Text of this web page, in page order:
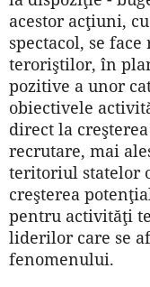
acestor acţiuni,
spectacol, se
teroriştilor, în
pozitive a unor
obiectivele
direct la
recrutare, mai
teritoriul statelor
creşterea
pentru activităţi
liderilor care se
fenomenului.